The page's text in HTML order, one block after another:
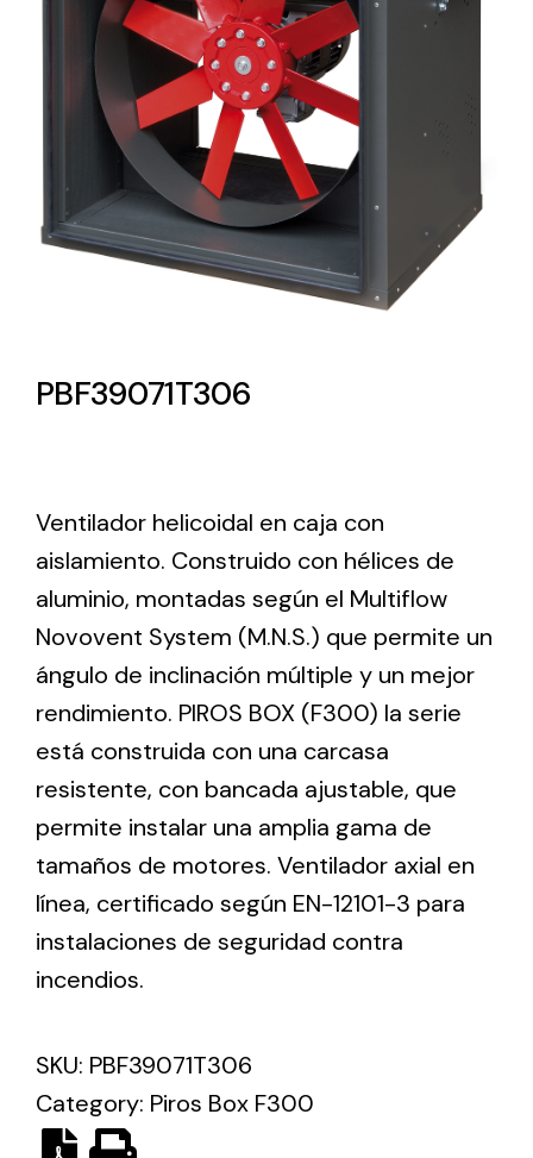
Lighting and Electrical
Equipment
Complete solutions in lighting and electrical
material for each project and need
Amplia gama de ventiladores y equipos de
Ventilation
The incorporation of Novovent into the group
meant a greater offer of ventilation products for
different uses
Iluminación Solar
Variedad de soluciones solares para todo tipo
de necesidades.
Solar lighting
PBF39071T306
Ventilador helicoidal en caja con
aislamiento. Construido con hélices de
aluminio, montadas según el Multiflow
Novovent System (M.N.S.) que permite un
ángulo de inclinación múltiple y un mejor
rendimiento. PIROS BOX (F300) la serie
está construida con una carcasa
resistente, con bancada ajustable, que
permite instalar una amplia gama de
tamaños de motores. Ventilador axial en
línea, certificado según EN-12101-3 para
instalaciones de seguridad contra
incendios.
SKU: PBF39071T306
Category: Piros Box F300